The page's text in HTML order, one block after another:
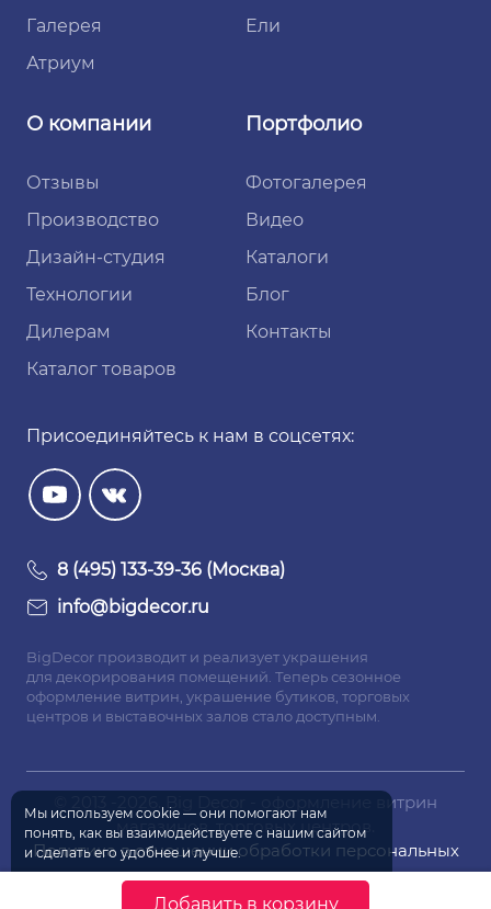
Добавить в корзину
Галерея
Атриум
Ели
О компании
Отзывы
Производство
Дизайн-студия
Технологии
Дилерам
Каталог товаров
Портфолио
Фотогалерея
Видео
Каталоги
Блог
Контакты
Присоединяйтесь к нам в соцсетях:
8 (495) 133-39-36 (Москва)
info@bigdecor.ru
BigDecor производит и реализует украшения
для декорирования помещений. Теперь сезонное
оформление витрин, украшение бутиков, торговых
центров и выставочных залов стало доступным.
© 2013 -2026. Big Decor - оформление витрин
магазинов, торговых центров.
Политика в отношении обработки персональных
данных
Согласие на обработку персональных данных
Мы используем cookie — они помогают нам
понять, как вы взаимодействуете с нашим сайтом
и сделатьего удобнееи лучше.